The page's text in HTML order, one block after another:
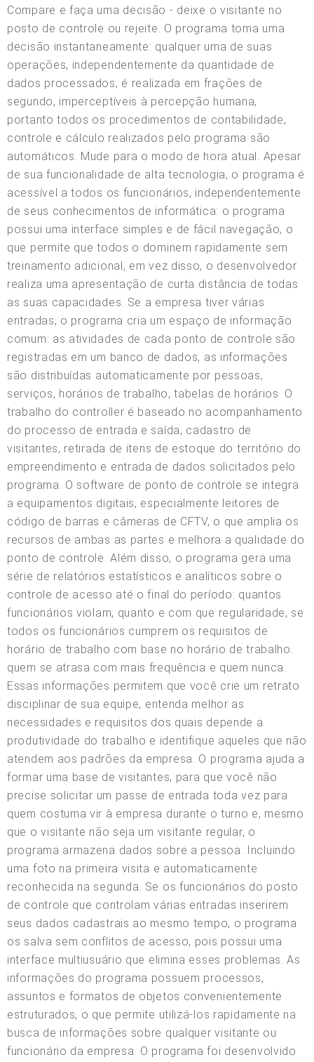
Compare e faça uma decisão - deixe o visitante no
posto de controle ou rejeite. O programa toma uma
decisão instantaneamente: qualquer uma de suas
operações, independentemente da quantidade de
dados processados, é realizada em frações de
segundo, imperceptíveis à percepção humana,
portanto todos os procedimentos de contabilidade,
controle e cálculo realizados pelo programa são
automáticos. Mude para o modo de hora atual. Apesar
de sua funcionalidade de alta tecnologia, o programa é
acessível a todos os funcionários, independentemente
de seus conhecimentos de informática: o programa
possui uma interface simples e de fácil navegação, o
que permite que todos o dominem rapidamente sem
treinamento adicional, em vez disso, o desenvolvedor
realiza uma apresentação de curta distância de todas
as suas capacidades. Se a empresa tiver várias
entradas, o programa cria um espaço de informação
comum: as atividades de cada ponto de controle são
registradas em um banco de dados, as informações
são distribuídas automaticamente por pessoas,
serviços, horários de trabalho, tabelas de horários. O
trabalho do controller é baseado no acompanhamento
do processo de entrada e saída, cadastro de
visitantes, retirada de itens de estoque do território do
empreendimento e entrada de dados solicitados pelo
programa. O software de ponto de controle se integra
a equipamentos digitais, especialmente leitores de
código de barras e câmeras de CFTV, o que amplia os
recursos de ambas as partes e melhora a qualidade do
ponto de controle. Além disso, o programa gera uma
série de relatórios estatísticos e analíticos sobre o
controle de acesso até o final do período: quantos
funcionários violam, quanto e com que regularidade, se
todos os funcionários cumprem os requisitos de
horário de trabalho com base no horário de trabalho.
quem se atrasa com mais frequência e quem nunca.
Essas informações permitem que você crie um retrato
disciplinar de sua equipe, entenda melhor as
necessidades e requisitos dos quais depende a
produtividade do trabalho e identifique aqueles que não
atendem aos padrões da empresa. O programa ajuda a
formar uma base de visitantes, para que você não
precise solicitar um passe de entrada toda vez para
quem costuma vir à empresa durante o turno e, mesmo
que o visitante não seja um visitante regular, o
programa armazena dados sobre a pessoa. Incluindo
uma foto na primeira visita e automaticamente
reconhecida na segunda. Se os funcionários do posto
de controle que controlam várias entradas inserirem
seus dados cadastrais ao mesmo tempo, o programa
os salva sem conflitos de acesso, pois possui uma
interface multiusuário que elimina esses problemas. As
informações do programa possuem processos,
assuntos e formatos de objetos convenientemente
estruturados, o que permite utilizá-los rapidamente na
busca de informações sobre qualquer visitante ou
funcionário da empresa. O programa foi desenvolvido